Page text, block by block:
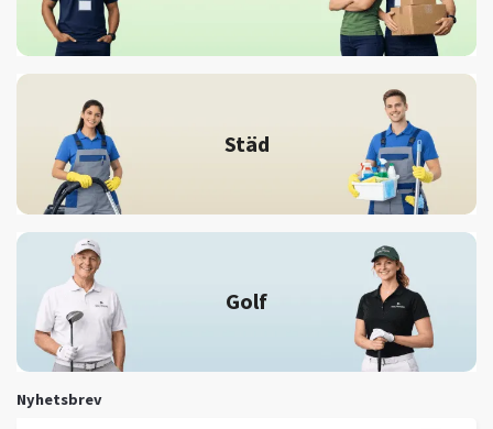
Städ
Golf
Nyhetsbrev